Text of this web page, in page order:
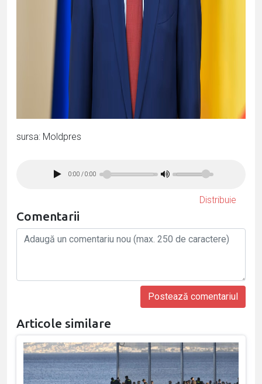
sursa: Moldpres
0:00 /0:00
Distribuie
Comentarii
Articole similare